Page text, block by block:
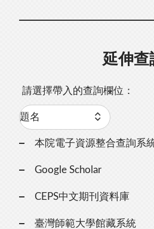
延伸查
請選擇帶入的查詢欄位：
本院電子資源整合查詢系
Google Scholar
CEPS中文期刊資料庫
臺灣師範大學館藏系統